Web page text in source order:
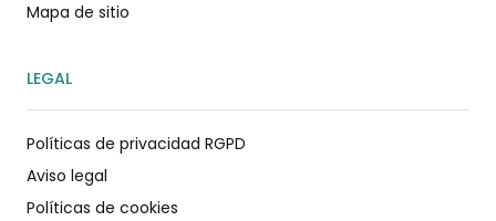
Mapa de sitio
LEGAL
Políticas de privacidad RGPD
Aviso legal
Políticas de cookies